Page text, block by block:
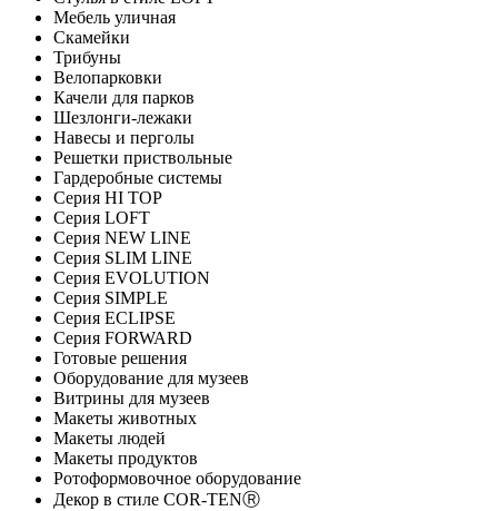
Мебель уличная
Скамейки
Трибуны
Велопарковки
Качели для парков
Шезлонги-лежаки
Навесы и перголы
Решетки приствольные
Гардеробные системы
Серия HI TOP
Серия LOFT
Серия NEW LINE
Серия SLIM LINE
Серия EVOLUTION
Серия SIMPLE
Серия ECLIPSE
Серия FORWARD
Готовые решения
Оборудование для музеев
Витрины для музеев
Макеты животных
Макеты людей
Макеты продуктов
Ротоформовочное оборудование
Декор в стиле COR-TENⓇ